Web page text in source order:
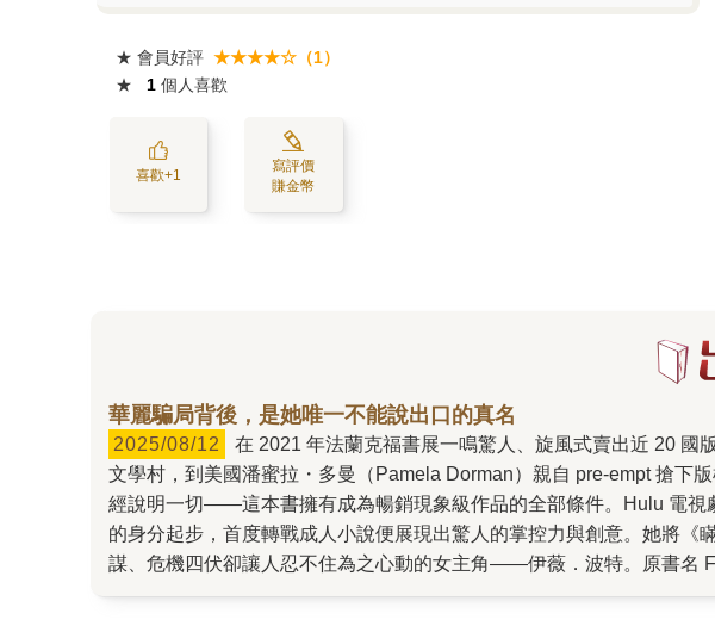
★ 會員好評 ★★★★☆（1）
★
1 個人喜歡
喜歡+1
寫評價
賺金幣
華麗騙局背後，是她唯一不能說出口的真名
2025/08/12
在 2021 年法蘭克福書展一鳴驚人、旋風式賣出近 20 國版權，《第一個謊最關鍵》絕對是近年最令人上癮的懸疑小說之一。從日本東京創元社、韓國
文學村，到美國潘蜜拉・多曼（Pamela Dorman）親自 pre-empt 搶下
經說明一切——這本書擁有成為暢銷現象級作品的全部條件。Hulu 電
的身分起步，首度轉戰成人小說便展現出驚人的掌控力與創意。她將
謀、危機四伏卻讓人忍不住為之心動的女主角——伊薇．波特。原書名